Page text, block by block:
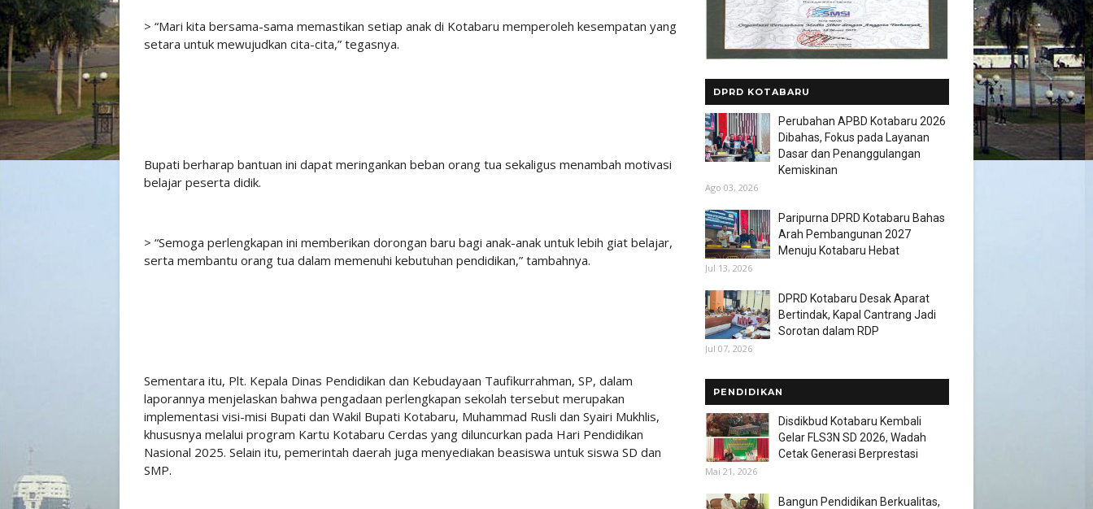
> “Mari kita bersama-sama memastikan setiap anak di Kotabaru memperoleh kesempatan yang
setara untuk mewujudkan cita-cita,” tegasnya.
Bupati berharap bantuan ini dapat meringankan beban orang tua sekaligus menambah motivasi
belajar peserta didik.
> “Semoga perlengkapan ini memberikan dorongan baru bagi anak-anak untuk lebih giat belajar,
serta membantu orang tua dalam memenuhi kebutuhan pendidikan,” tambahnya.
Sementara itu, Plt. Kepala Dinas Pendidikan dan Kebudayaan Taufikurrahman, SP, dalam
laporannya menjelaskan bahwa pengadaan perlengkapan sekolah tersebut merupakan
implementasi visi-misi Bupati dan Wakil Bupati Kotabaru, Muhammad Rusli dan Syairi Mukhlis,
khususnya melalui program Kartu Kotabaru Cerdas yang diluncurkan pada Hari Pendidikan
Nasional 2025. Selain itu, pemerintah daerah juga menyediakan beasiswa untuk siswa SD dan
SMP.
DPRD KOTABARU
Perubahan APBD Kotabaru 2026
Dibahas, Fokus pada Layanan
Dasar dan Penanggulangan
Kemiskinan
Ago 03, 2026
Paripurna DPRD Kotabaru Bahas
Arah Pembangunan 2027
Menuju Kotabaru Hebat
Jul 13, 2026
DPRD Kotabaru Desak Aparat
Bertindak, Kapal Cantrang Jadi
Sorotan dalam RDP
Jul 07, 2026
PENDIDIKAN
Disdikbud Kotabaru Kembali
Gelar FLS3N SD 2026, Wadah
Cetak Generasi Berprestasi
Mai 21, 2026
Bangun Pendidikan Berkualitas,